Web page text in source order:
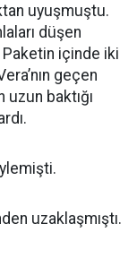
uyuşmuştu.
düşen
Paketin içinde iki
geçen
baktığı
uzaklaşmıştı.